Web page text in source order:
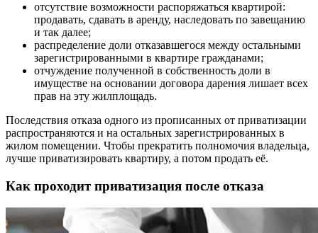
отсутствие возможности распоряжаться квартирой:
продавать, сдавать в аренду, наследовать по завещанию
и так далее;
распределение доли отказавшегося между остальными
зарегистрированными в квартире гражданами;
отчуждение полученной в собственность доли в
имуществе на основании договора дарения лишает всех
прав на эту жилплощадь.
Последствия отказа одного из прописанных от приватизации
распространяются и на остальных зарегистрированных в
жилом помещении. Чтобы прекратить полномочия владельца,
лучше приватизировать квартиру, а потом продать её.
Как проходит приватизация после отказа